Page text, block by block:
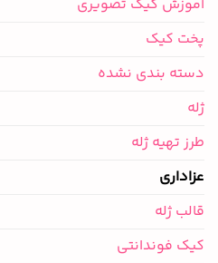
آموزش کیک تصویری
پخت کیک
دسته بندی نشده
ژله
طرز تهیه ژله
عزاداری
قالب ژله
کیک فوندانتی